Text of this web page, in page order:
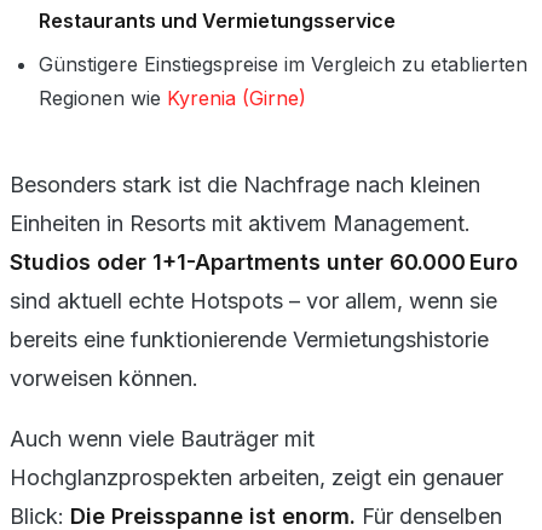
Restaurants und Vermietungsservice
Günstigere Einstiegspreise im Vergleich zu etablierten
Regionen wie Kyrenia (Girne)
Besonders stark ist die Nachfrage nach kleinen
Einheiten in Resorts mit aktivem Management.
Studios oder 1+1-Apartments unter 60.000 Euro
sind aktuell echte Hotspots – vor allem, wenn sie
bereits eine funktionierende Vermietungshistorie
vorweisen können.
Auch wenn viele Bauträger mit
Hochglanzprospekten arbeiten, zeigt ein genauer
Blick: Die Preisspanne ist enorm. Für denselben